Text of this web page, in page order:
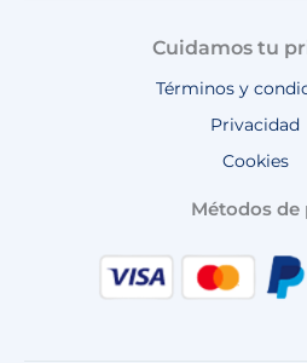
Cuidamos tu
Términos y
Privacidad
Cookies
Métodos de